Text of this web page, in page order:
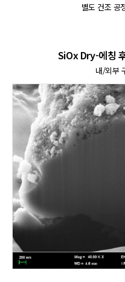
별도 건조 공
SiOx Dry-에칭
내/외부